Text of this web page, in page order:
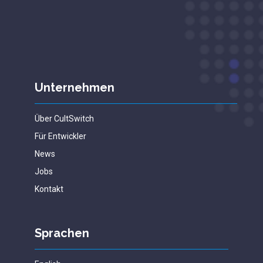
Unternehmen
Über CultSwitch
Für Entwickler
News
Jobs
Kontakt
Sprachen